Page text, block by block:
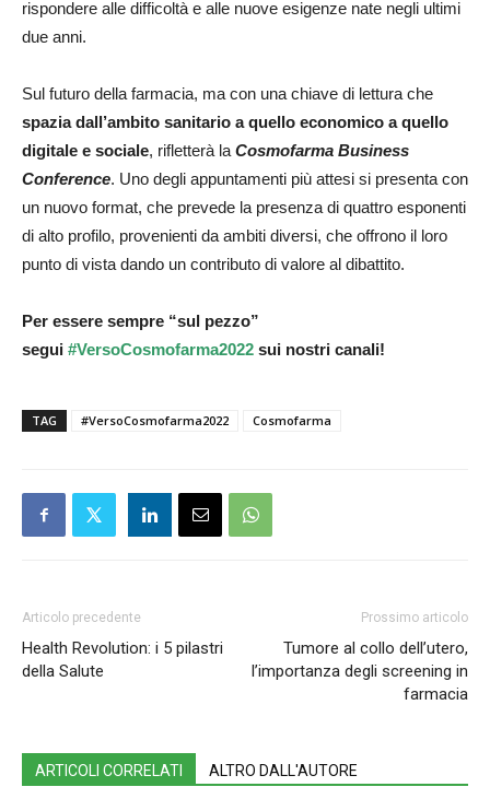
rispondere alle difficoltà e alle nuove esigenze nate negli ultimi
due anni.
Sul futuro della farmacia, ma con una chiave di lettura che
spazia dall’ambito sanitario a quello economico a quello
digitale e sociale, rifletterà la Cosmofarma Business
Conference. Uno degli appuntamenti più attesi si presenta con
un nuovo format, che prevede la presenza di quattro esponenti
di alto profilo, provenienti da ambiti diversi, che offrono il loro
punto di vista dando un contributo di valore al dibattito.
Per essere sempre “sul pezzo”
segui #VersoCosmofarma2022 sui nostri canali!
TAG #VersoCosmofarma2022 Cosmofarma
Articolo precedente
Health Revolution: i 5 pilastri
della Salute
Prossimo articolo
Tumore al collo dell’utero,
l’importanza degli screening in
farmacia
ARTICOLI CORRELATI ALTRO DALL'AUTORE